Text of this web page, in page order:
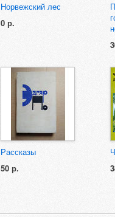
Норвежский лес
0 р.
Рассказы
50 р.